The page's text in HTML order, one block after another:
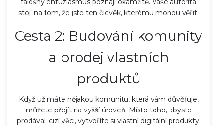
falešný entuziasmus poznají okamžitě. Vaše autorita
stojí na tom, že jste ten člověk, kterému mohou věřit.
Cesta 2: Budování komunity
a prodej vlastních
produktů
Když už máte nějakou komunitu, která vám důvěřuje,
můžete přejít na vyšší úroveň. Místo toho, abyste
prodávali cizí věci, vytvoříte si vlastní digitální produkty.